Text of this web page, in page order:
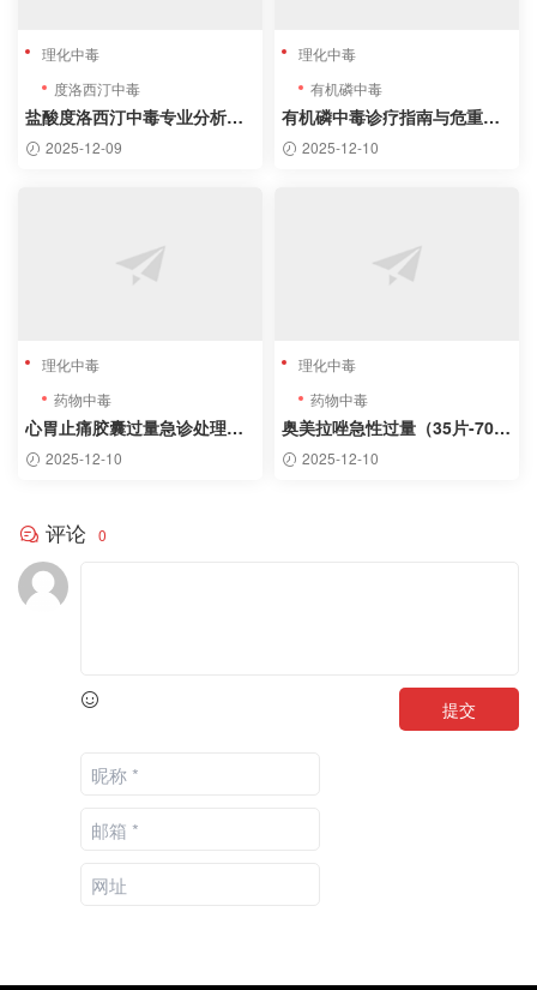
理化中毒
度洛西汀中毒
盐酸度洛西汀中毒专业分析及
病例2025-12-09
理化中毒
有机磷中毒
有机磷中毒诊疗指南与危重病
例分析
2025-12-10
理化中毒
药物中毒
心胃止痛胶囊过量急诊处理方
案 2025-12-10
理化中毒
药物中毒
奥美拉唑急性过量（35片-700
mg）临床处理指南
2025-12-10
评论 0
提交